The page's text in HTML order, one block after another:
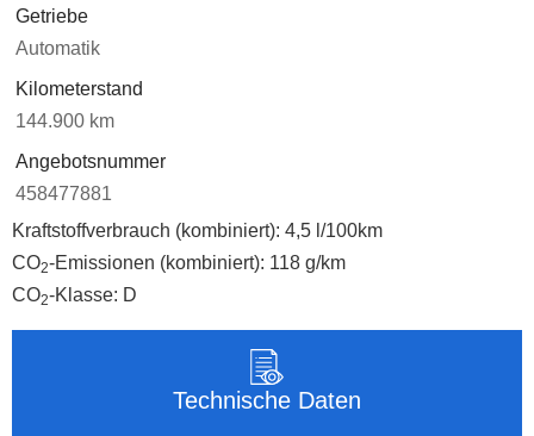
Getriebe
Automatik
Kilometerstand
144.900 km
Angebotsnummer
458477881
Kraftstoffverbrauch (kombiniert): 4,5 l/100km
CO2-Emissionen (kombiniert): 118 g/km
CO2-Klasse: D
Technische Daten